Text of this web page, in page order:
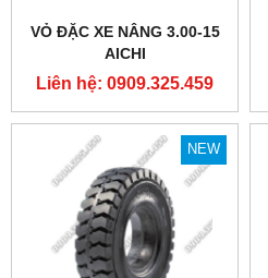
VỎ ĐẶC XE NÂNG 3.00-15
AICHI
Liên hệ: 0909.325.459
NEW